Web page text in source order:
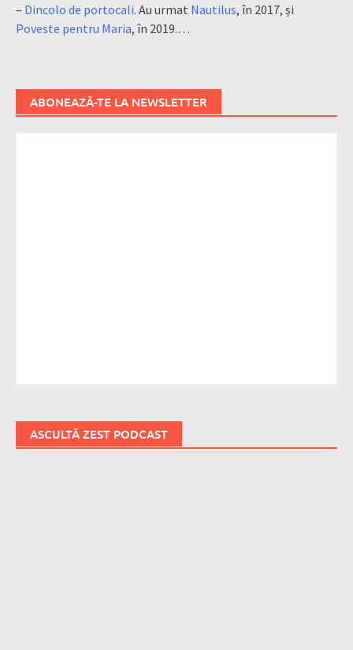
– Dincolo de portocali. Au urmat Nautilus, în 2017, și
Poveste pentru Maria, în 2019.…
ABONEAZĂ-TE LA NEWSLETTER
ASCULTĂ ZEST PODCAST